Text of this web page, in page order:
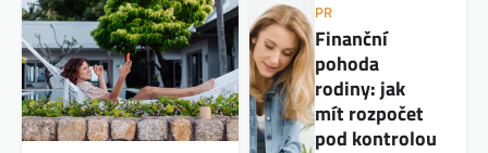
PR
Finanční
pohoda
rodiny: jak
mít rozpočet
pod kontrolou